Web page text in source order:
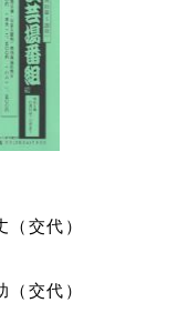
交代）
交代）